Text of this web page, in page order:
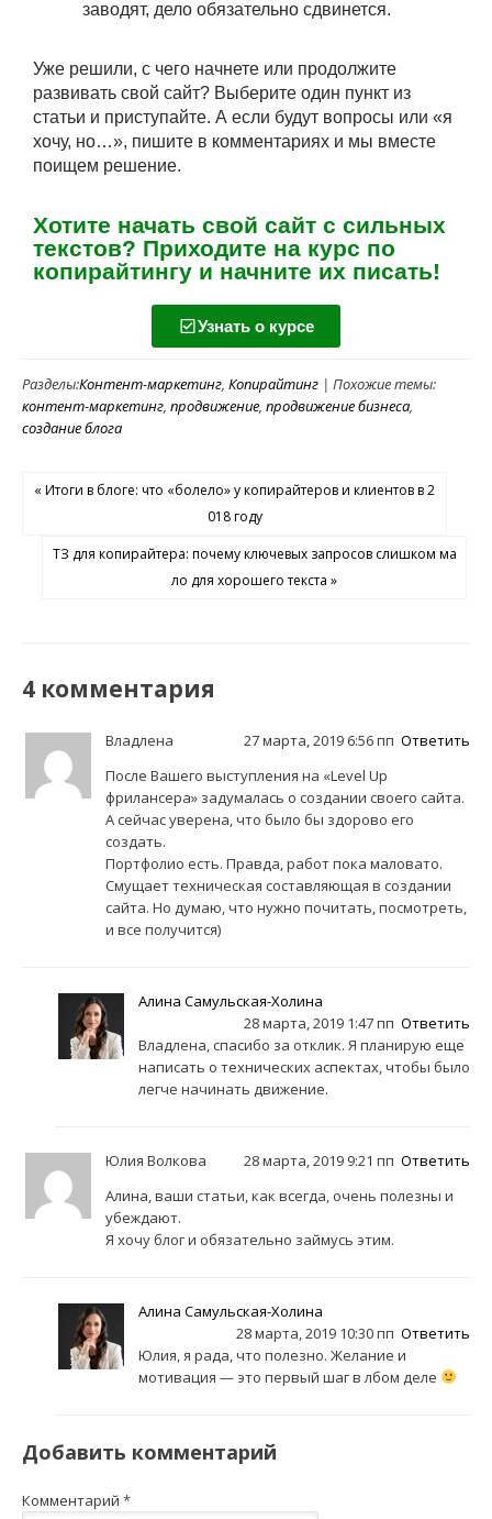
заводят, дело обязательно сдвинется.
Уже решили, с чего начнете или продолжите
развивать свой сайт? Выберите один пункт из
статьи и приступайте. А если будут вопросы или «я
хочу, но…», пишите в комментариях и мы вместе
поищем решение.
Хотите начать свой сайт с сильных
текстов? Приходите на курс по
копирайтингу и начните их писать!
Узнать о курсе
Разделы:Контент-маркетинг, Копирайтинг | Похожие темы:
контент-маркетинг, продвижение, продвижение бизнеса,
создание блога
« Итоги в блоге: что «болело» у копирайтеров и клиентов в 2
018 году
ТЗ для копирайтера: почему ключевых запросов слишком ма
ло для хорошего текста »
4 комментария
Владлена 27 марта, 2019 6:56 пп Ответить
После Вашего выступления на «Level Up
фрилансера» задумалась о создании своего сайта.
А сейчас уверена, что было бы здорово его
создать.
Портфолио есть. Правда, работ пока маловато.
Смущает техническая составляющая в создании
сайта. Но думаю, что нужно почитать, посмотреть,
и все получится)
Алина Самульская-Холина
28 марта, 2019 1:47 пп Ответить
Владлена, спасибо за отклик. Я планирую еще
написать о технических аспектах, чтобы было
легче начинать движение.
Юлия Волкова 28 марта, 2019 9:21 пп Ответить
Алина, ваши статьи, как всегда, очень полезны и
убеждают.
Я хочу блог и обязательно займусь этим.
Алина Самульская-Холина
28 марта, 2019 10:30 пп Ответить
Юлия, я рада, что полезно. Желание и
мотивация — это первый шаг в лбом деле
Добавить комментарий
Комментарий *